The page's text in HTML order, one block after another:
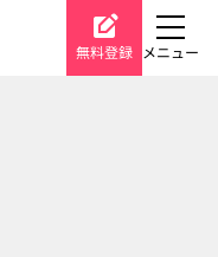
無料登録 メニュー